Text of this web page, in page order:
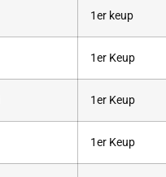
1er keup
1er Keup
1er Keup
1er Keup